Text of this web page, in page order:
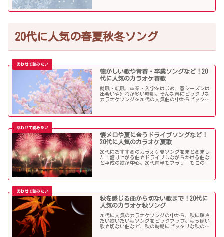
20代に人気の春夏秋冬ソング
懐かしい歌や青春・卒業ソングなど！20
代に人気のカラオケ春歌
就職・転職、卒業・入学をはじめ、春シーズンは
出会いや別れが多い時期。そんな春にピッタリな
カラオケソングを20代の人気曲の中からピックア
懐メロや夏に合うドライブソングなど！
20代に人気のカラオケ夏歌
20代におすすめのカラオケ夏ソングをまとめまし
た！盛り上がる曲やドライブしながらかける曲な
ど平成の歌が中心。20代前半もアラサーもこの曲
秋を感じる曲から切ない歌まで！20代に
人気のカラオケ秋ソング
20代に人気のカラオケソングの中から、秋に聴き
たい歌いたい秋ソングをピックアップ。秋っぽい
歌や切ない曲など、秋の時期にピッタリな秋の歌